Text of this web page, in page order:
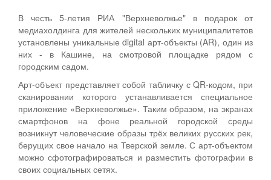
В честь 5-летия РИА "Верхневолжье" в подарок от
медиахолдинга для жителей нескольких муниципалитетов
установлены уникальные digital арт-объекты (AR), один из
них - в Кашине, на смотровой площадке рядом с
городским садом.
Арт-объект представляет собой табличку с QR-кодом, при
сканировании которого устанавливается специальное
приложение «Верхневолжье». Таким образом, на экранах
смартфонов на фоне реальной городской среды
возникнут человеческие образы трёх великих русских рек,
берущих свое начало на Тверской земле. С арт-объектом
можно сфотографироваться и разместить фотографии в
своих социальных сетях.